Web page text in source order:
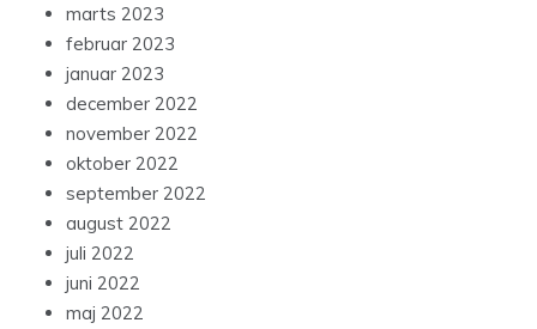
marts 2023
februar 2023
januar 2023
december 2022
november 2022
oktober 2022
september 2022
august 2022
juli 2022
juni 2022
maj 2022